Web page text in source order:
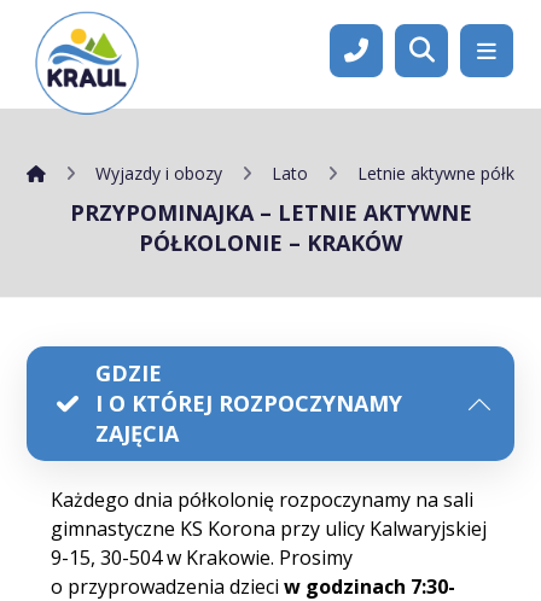
Wyjazdy i obozy Lato Letnie aktywne
PRZYPOMINAJKA – LETNIE AKTYWNE
PÓŁKOLONIE – KRAKÓW
GDZIE
I O KTÓREJ ROZPOCZYNAMY
ZAJĘCIA
Każdego dnia półkolonię rozpoczynamy na sali
gimnastyczne KS Korona przy ulicy Kalwaryjskiej
9-15, 30-504 w Krakowie. Prosimy
o przyprowadzenia dzieciw godzinach 7:30-